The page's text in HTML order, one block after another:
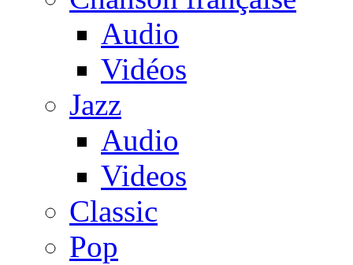
Audio
Vidéos
Jazz
Audio
Videos
Classic
Pop